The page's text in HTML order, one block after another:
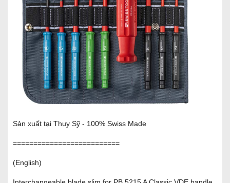
Sản xuất tại Thụy Sỹ - 100% Swiss Made
==========================
(English)